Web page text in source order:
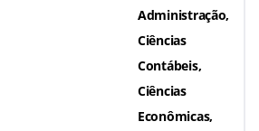
Administração,
Ciências
Contábeis,
Ciências
Econômicas,